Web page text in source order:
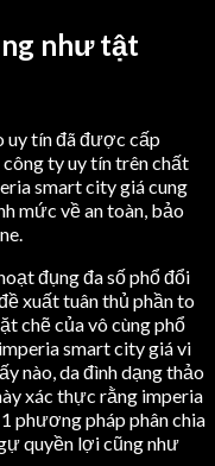
như tật
uy tín đã được cấp
ty uy tín trên chất
smart city giá cung
mức về an toàn, bảo
đụng đa số phổ đổi
xuất tuân thủ phần to
chẽ của vô cùng phổ
smart city giá vi
nào, da đình dạng thảo
xác thực rằng imperia
phương pháp phân chia
quyền lợi cũng như